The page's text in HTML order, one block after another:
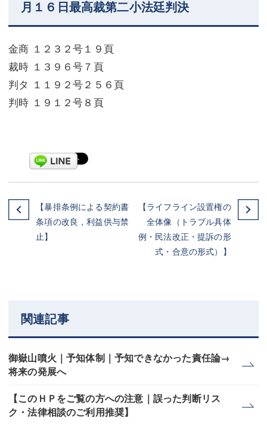
月１６日最高裁第二小法廷判決
金商 １２３２号１９頁
裁時 １３９６号７頁
判タ １１９２号２５６頁
判時 １９１２号８頁
【暴排条例による契約書
条項の改良，利益供与禁
止】
【ライフライン設置権の
全体像（トラブル具体
例・民法改正・提訴の形
式・合意の形式）】
関連記事
御嶽山噴火｜予知体制｜予知できなかった責任論→
将来の発展へ
【このＨＰをご覧の方への注意｜誤った判断リス
ク・法律相談のご利用推奨】